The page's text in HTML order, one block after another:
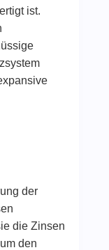
ist.
der
die Zinsen
den